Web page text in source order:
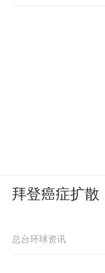
拜登癌症扩散
总台环球资讯